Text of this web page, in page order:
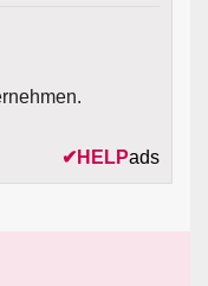
✔ HELPads